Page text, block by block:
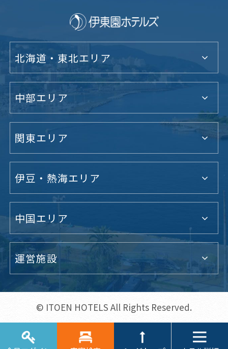
北海道・東北エリア
中部エリア
関東エリア
伊豆・熱海エリア
中国エリア
運営施設
© ITOEN HOTELS All Rights Reserved.